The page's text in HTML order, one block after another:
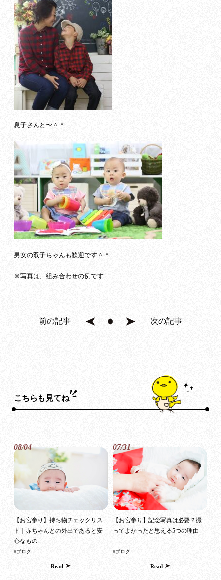
息子さんと〜＾＾
男女の双子ちゃんも歓迎です＾＾
※写真は、組み合わせの例です
前の記事 次の記事
こちらも見てね
08/04
【お宮参り】持ち物チェックリス
ト｜赤ちゃんとの外出であると安
心なもの
#ブログ
Read
07/31
【お宮参り】記念写真は必要？撮
ってよかったと思える5つの理由
#ブログ
Read